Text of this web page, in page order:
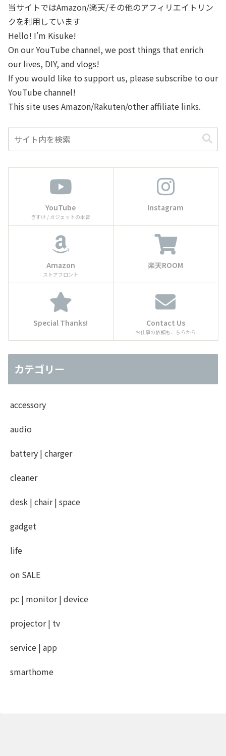
当サイトではAmazon/楽天/その他のアフィリエイトリン
クを利用しています
Hello! I’m Kisuke!
On our YouTube channel, we post things that enrich
our lives, DIY, and vlogs!
If you would like to support us, please subscribe to our
YouTube channel!
This site uses Amazon/Rakuten/other affiliate links.
YouTube
きすけ / ガジェットの本音
Instagram
Amazon
ストアフロント
楽天ROOM
Special Thanks! Contact Us
お仕事の依頼もこちらから
カテゴリー
accessory
audio
battery | charger
cleaner
desk | chair | space
gadget
life
on SALE
pc | monitor | device
projector | tv
service | app
smarthome